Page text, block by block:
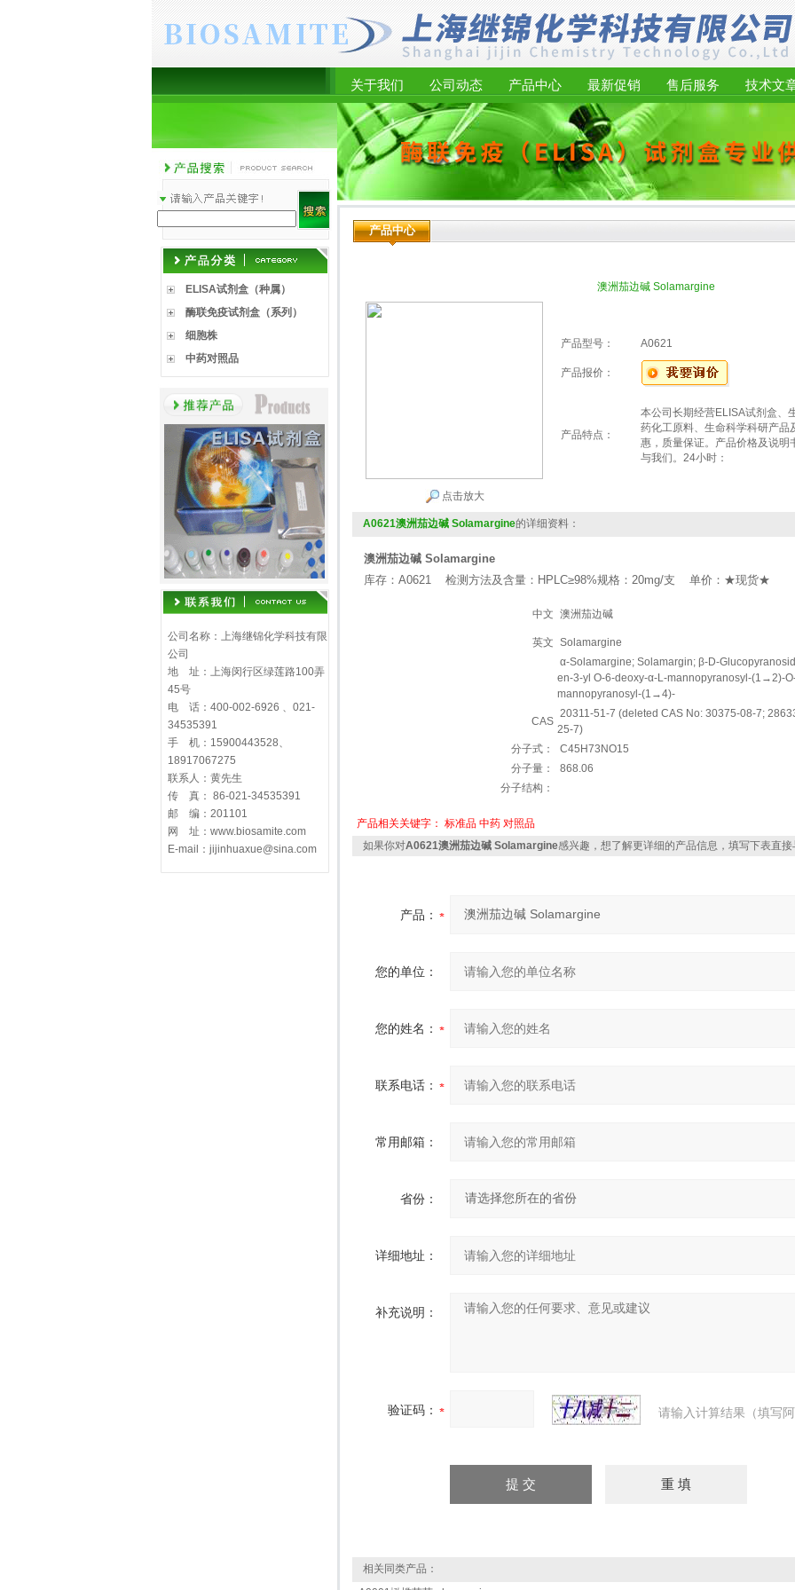
关于我们 公司动态 产品中心 最新促销 售后服务 技术文
ELISA试剂盒（种属）
酶联免疫试剂盒（系列）
细胞株
中药对照品
公司名称：上海继锦化学科技有限
公司
地 址：上海闵行区绿莲路100弄
45号
电 话：400-002-6926 、021-
34535391
手 机：15900443528、
18917067275
联系人：黄先生
传 真： 86-021-34535391
邮 编：201101
网 址：www.biosamite.com
E-mail：jijinhuaxue@sina.com
产品中心
澳洲茄边碱 Solamargine
点击放大
产品型号： A0621
产品报价：
产品特点：
本公司长期经营ELISA试剂盒、
药化工原料、生命科学科研产品
惠，质量保证。产品价格及说明
与我们。24小时：
A0621澳洲茄边碱 Solamargine的详细资料：
澳洲茄边碱 Solamargine
库存：A0621 检测方法及含量：HPLC≥98%规格：20mg/支 单价：★现货★
中文 澳洲茄边碱
英文 Solamargine
α-Solamargine; Solamargin; β-D-
en-3-yl O-6-deoxy-α-L-mannopyranosyl-(1→2)-
mannopyranosyl-(1→4)-
CAS
20311-51-7 (deleted CAS No: 30375-08-7;
25-7)
分子式：
C45H73NO15
分子量：
868.06
分子结构：
产品相关关键字： 标准品 中药 对照品
如果你对A0621澳洲茄边碱 Solamargine感兴趣，想了解更详细的产品信息，填写下表直接
产品：
您的单位：
您的姓名：
联系电话：
常用邮箱：
省份：
详细地址：
补充说明：
验证码： 请输入计算结果（填写
相关同类产品：